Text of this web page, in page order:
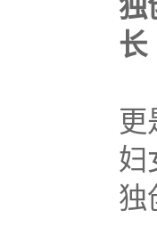
长
更
妇
独